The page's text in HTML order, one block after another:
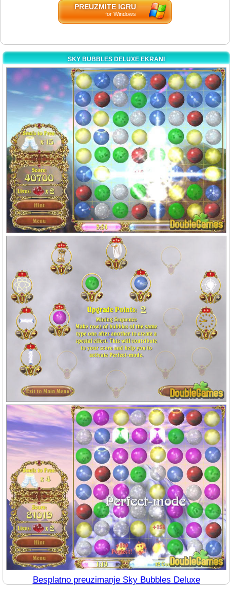
PREUZMITE IGRU
for Windows
SKY BUBBLES DELUXE EKRANI
Besplatno preuzimanje Sky Bubbles Deluxe